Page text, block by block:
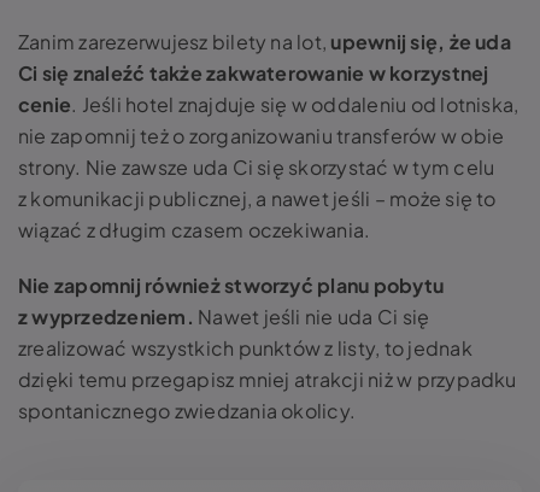
Zanim zarezerwujesz bilety na lot, upewnij się, że uda
Ci się znaleźć także zakwaterowanie w korzystnej
cenie. Jeśli hotel znajduje się w oddaleniu od lotniska,
nie zapomnij też o zorganizowaniu transferów w obie
strony. Nie zawsze uda Ci się skorzystać w tym celu
z komunikacji publicznej, a nawet jeśli – może się to
wiązać z długim czasem oczekiwania.
Nie zapomnij również stworzyć planu pobytu
z wyprzedzeniem. Nawet jeśli nie uda Ci się
zrealizować wszystkich punktów z listy, to jednak
dzięki temu przegapisz mniej atrakcji niż w przypadku
spontanicznego zwiedzania okolicy.